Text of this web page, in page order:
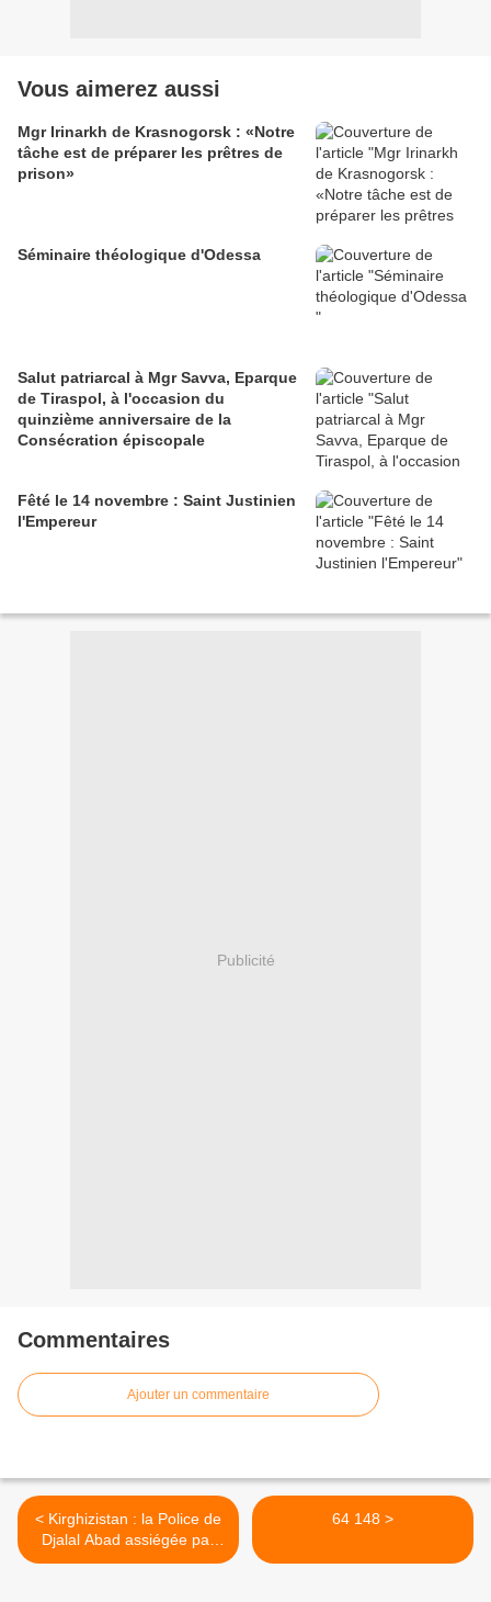
Vous aimerez aussi
Mgr Irinarkh de Krasnogorsk : «Notre
tâche est de préparer les prêtres de
prison»
Séminaire théologique d'Odessa
Salut patriarcal à Mgr Savva, Eparque
de Tiraspol, à l'occasion du
quinzième anniversaire de la
Consécration épiscopale
Fêté le 14 novembre : Saint Justinien
l'Empereur
Publicité
Commentaires
Ajouter un commentaire
< Kirghizistan : la Police de
Djalal Abad assiégée par
les partisans de Bakiev
64 148 >